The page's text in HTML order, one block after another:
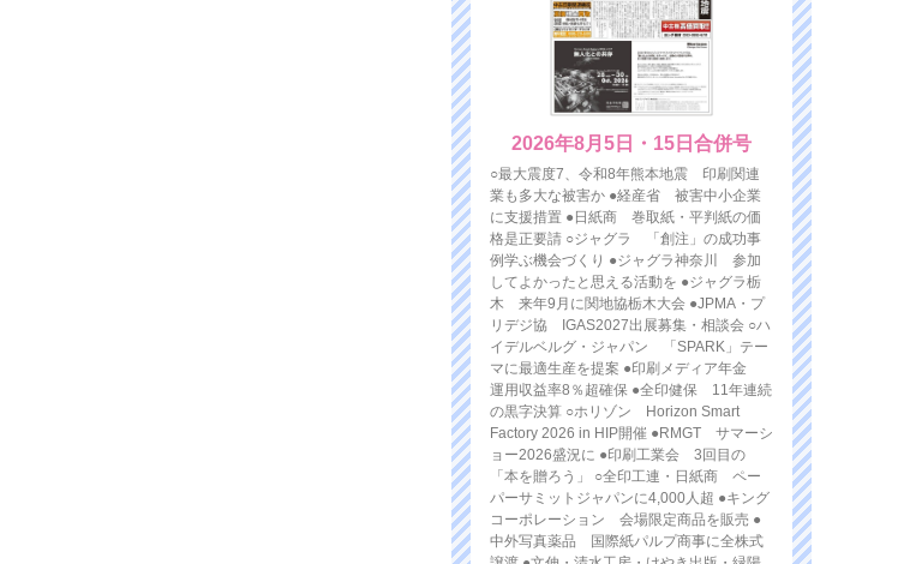
2026年8月5日・15日合併号
○最大震度7、令和8年熊本地震 印刷関連
業も多大な被害か ●経産省 被害中小企業
に支援措置 ●日紙商 巻取紙・平判紙の価
格是正要請 ○ジャグラ 「創注」の成功事
例学ぶ機会づくり ●ジャグラ神奈川 参加
してよかったと思える活動を ●ジャグラ栃
木 来年9月に関地協栃木大会 ●JPMA・プ
リデジ協 IGAS2027出展募集・相談会 ○ハ
イデルベルグ・ジャパン 「SPARK」テー
マに最適生産を提案 ●印刷メディア年金
運用収益率8％超確保 ●全印健保 11年連続
の黒字決算 ○ホリゾン Horizon Smart
Factory 2026 in HIP開催 ●RMGT サマーシ
ョー2026盛況に ●印刷工業会 3回目の
「本を贈ろう」 ○全印工連・日紙商 ペー
パーサミットジャパンに4,000人超 ●キング
コーポレーション 会場限定商品を販売 ●
中外写真薬品 国際紙パルプ商事に全株式